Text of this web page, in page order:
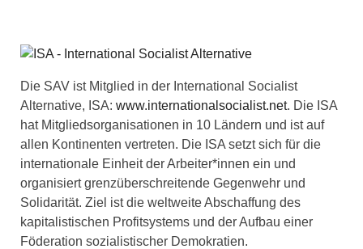
Die SAV ist Mitglied in der International Socialist
Alternative, ISA: www.internationalsocialist.net. Die ISA
hat Mitgliedsorganisationen in 10 Ländern und ist auf
allen Kontinenten vertreten. Die ISA setzt sich für die
internationale Einheit der Arbeiter*innen ein und
organisiert grenzüberschreitende Gegenwehr und
Solidarität. Ziel ist die weltweite Abschaffung des
kapitalistischen Profitsystems und der Aufbau einer
Föderation sozialistischer Demokratien.